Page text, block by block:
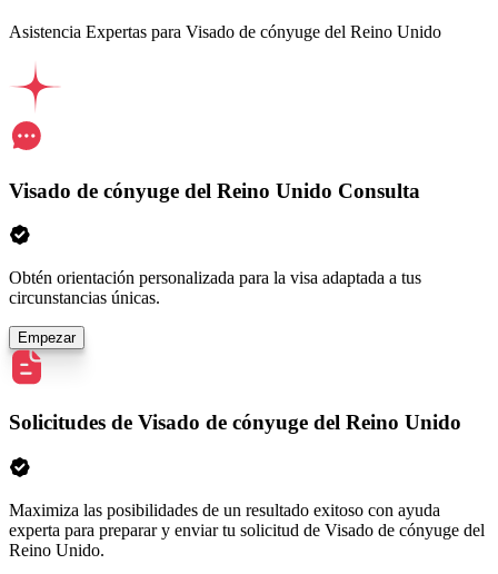
Asistencia Expertas para Visado de cónyuge del Reino Unido
Visado de cónyuge del Reino Unido Consulta
Obtén orientación personalizada para la visa adaptada a tus
circunstancias únicas.
Empezar
Solicitudes de Visado de cónyuge del Reino Unido
Maximiza las posibilidades de un resultado exitoso con ayuda
experta para preparar y enviar tu solicitud de Visado de cónyuge del
Reino Unido.